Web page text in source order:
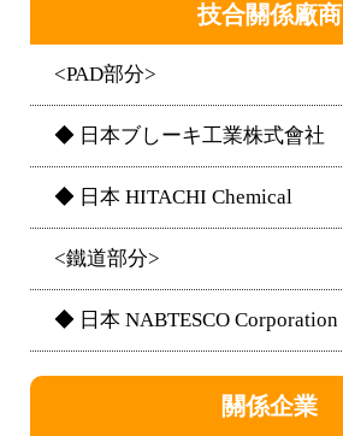
技合關係廠商
<PAD部分>
◆ 日本ブしーキ工業株式會社
◆ 日本 HITACHI Chemical
<鐵道部分>
◆ 日本 NABTESCO Corporation
關係企業